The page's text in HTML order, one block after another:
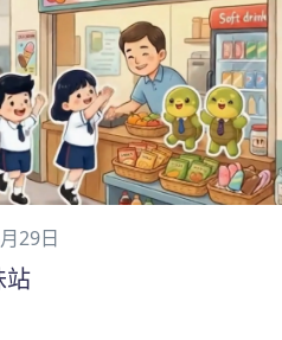
29日
站